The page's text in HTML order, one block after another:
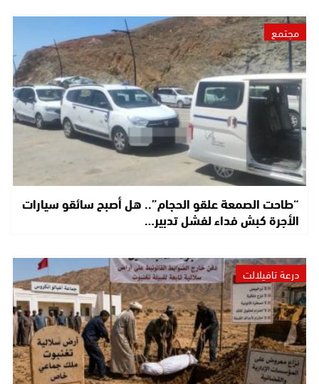
مجتمع
“طاحت الصمعة علقو الحجام”.. هل أصبح سائقو سيارات
الأجرة كبش فداء لفشل تدبير…
درعة تافيلالت